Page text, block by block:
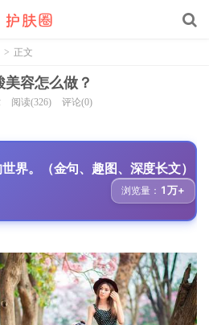
> 正文
容怎么做？
阅读(326) 评论(0)
界。（金句、趣图、深度长文）
浏览量： 1万+